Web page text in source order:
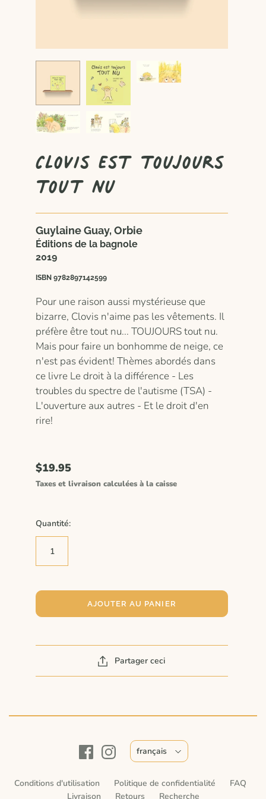
Clovis est toujours
tout nu
Guylaine Guay, Orbie
Éditions de la bagnole
2019
ISBN 9782897142599
Pour une raison aussi mystérieuse que
bizarre, Clovis n'aime pas les vêtements. Il
préfère être tout nu... TOUJOURS tout nu.
Mais pour faire un bonhomme de neige, ce
n'est pas évident! Thèmes abordés dans
ce livre Le droit à la différence - Les
troubles du spectre de l'autisme (TSA) -
L'ouverture aux autres - Et le droit d'en
rire!
$19.95
Taxes et livraison calculées à la caisse
Quantité:
AJOUTER AU PANIER
Partager ceci
Conditions d'utilisation Politique de confidentialité
FAQ
Livraison
Retours Recherche
français